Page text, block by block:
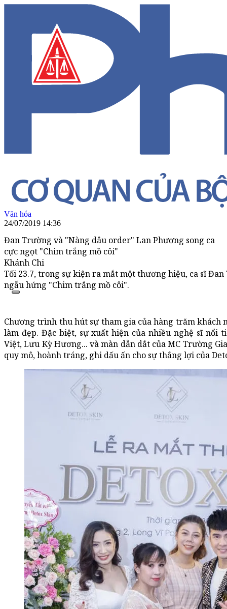
Văn hóa
24/07/2019 14:36
Đan Trường và "Nàng dâu order" Lan Phương song ca
cực ngọt "Chim trắng mồ côi"
Khánh Chi
Tối 23.7, trong sự kiện ra mắt một thương hiệu, ca sĩ
ngẫu hứng "Chim trắng mồ côi".
Chương trình thu hút sự tham gia của hàng trăm khách
làm đẹp. Đặc biệt, sự xuất hiện của nhiều nghệ sĩ nổi
Việt, Lưu Kỳ Hương... và màn dẫn dắt của MC Trường
quy mô, hoành tráng, ghi dấu ấn cho sự thắng lợi của